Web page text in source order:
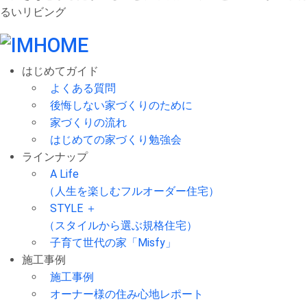
はじめてガイド
よくある質問
後悔しない家づくりのために
家づくりの流れ
はじめての家づくり勉強会
ラインナップ
A Life
（人生を楽しむフルオーダー住宅）
STYLE ＋
（スタイルから選ぶ規格住宅）
子育て世代の家「Misfy」
施工事例
施工事例
オーナー様の住み心地レポート